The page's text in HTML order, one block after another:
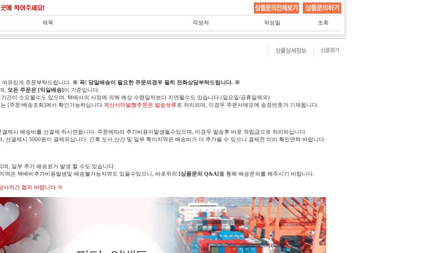
제목 작성자 작성일 조회
유있게 주문부탁드립니다. ※ 꼭! 당일배송이 필요한 주문의경우 필히 전화상담부탁드립니다. ※
,
모든 주문은 [익일배송]이 기준입니다.
간이 소요될수도 있으며, 택배사의 사정에 의해 예상 수령일자보다 지연될수도 있습니다.(일요일/공휴일제외)
[주문/배송조회]에서 확인가능하십니다. 계산서미발행주문은 발송보류로 처리되며, 이경우 주문서메모에 송장번호가 기재됩니다.
제시 배송비를 선결제 하시면됩니다. 주문에따라 추가비용이발생될수있으며, 이경우 발송후 바로 적립금으로 처리되십니다.
선결제시 3000원이 결제되십니다. 간혹 도서,산간 및 일부 특이지역은 배송비가 더 추가될 수 있으니 결제전 미리 확인연락 바랍니다.
, 일부 추가 배송료가 발생 할 수도 있습니다.
역은 택배비추가비용발생및 배송불가능지역도 있을수있으니, 바로위의 [상품문의 Q&A]를 통해 배송문의를 해주시기 바랍니다.
사자간 협의 바랍니다.※